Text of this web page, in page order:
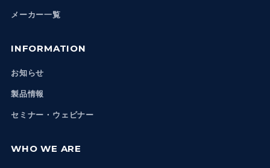
メーカー一覧
INFORMATION
お知らせ
製品情報
セミナー・ウェビナー
WHO WE ARE